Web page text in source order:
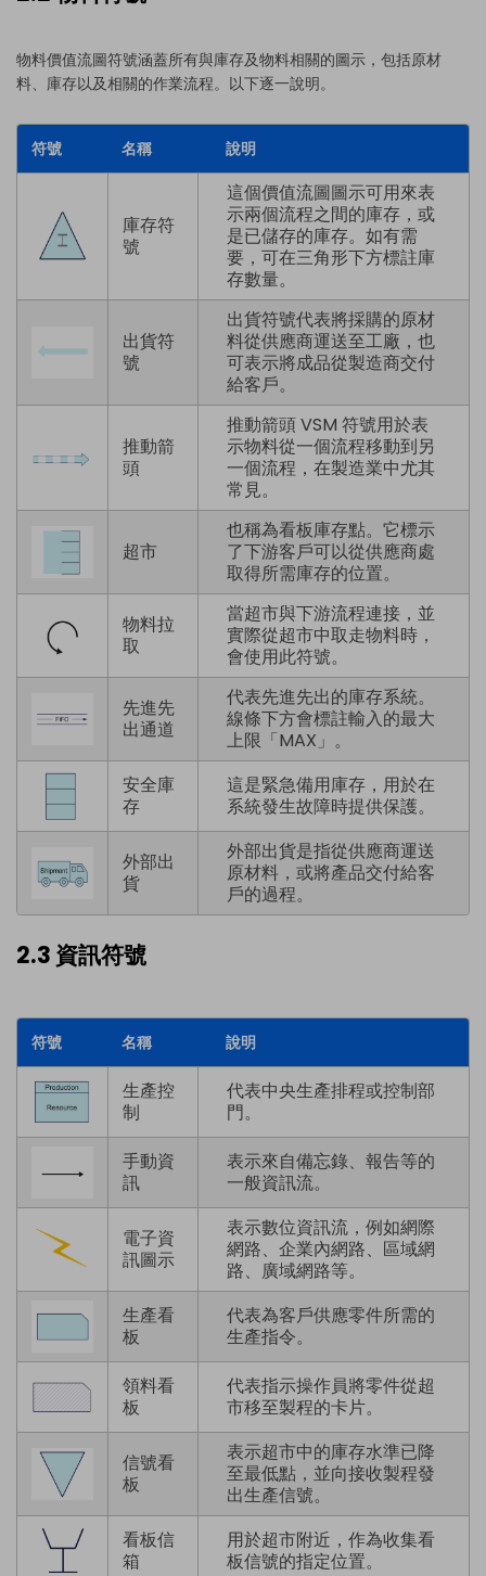
物料價值流圖符號涵蓋所有與庫存及物料相關的圖示，包括原材
料、庫存以及相關的作業流程。以下逐一說明。
符號 名稱 說明
庫存符
號
這個價值流圖圖示可用來表
示兩個流程之間的庫存，或
是已儲存的庫存。如有需
要，可在三角形下方標註庫
存數量。
出貨符
號
出貨符號代表將採購的原材
料從供應商運送至工廠，也
可表示將成品從製造商交付
給客戶。
推動箭
頭
推動箭頭 VSM 符號用於表
示物料從一個流程移動到另
一個流程，在製造業中尤其
常見。
超市
也稱為看板庫存點。它標示
了下游客戶可以從供應商處
取得所需庫存的位置。
物料拉
取
當超市與下游流程連接，並
實際從超市中取走物料時，
會使用此符號。
先進先
出通道
代表先進先出的庫存系統。
線條下方會標註輸入的最大
上限「MAX」。
安全庫
存
這是緊急備用庫存，用於在
系統發生故障時提供保護。
外部出
貨
外部出貨是指從供應商運送
原材料，或將產品交付給客
戶的過程。
2.3 資訊符號
符號 名稱 說明
生產控
制
代表中央生產排程或控制部
門。
手動資
訊
表示來自備忘錄、報告等的
一般資訊流。
電子資
訊圖示
表示數位資訊流，例如網際
網路、企業內網路、區域網
路、廣域網路等。
生產看
板
代表為客戶供應零件所需的
生產指令。
領料看
板
代表指示操作員將零件從超
市移至製程的卡片。
信號看
板
表示超市中的庫存水準已降
至最低點，並向接收製程發
出生產信號。
看板信
箱
用於超市附近，作為收集看
板信號的指定位置。